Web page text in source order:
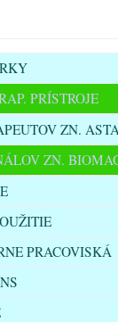
PRÍSTROJE
ZN.
ZN.
PRACOVISKÁ